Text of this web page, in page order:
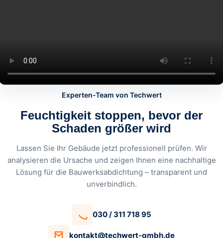
Experten-Team von Techwert
Feuchtigkeit stoppen, bevor der
Schaden größer wird
Lassen Sie Ihr Gebäude jetzt professionell prüfen. Wir
analysieren die Ursache und zeigen Ihnen eine nachhaltige
Lösung für die Bauwerksabdichtung – transparent und
unverbindlich.
030 / 311 718 95
kontakt@techwert-gmbh.de